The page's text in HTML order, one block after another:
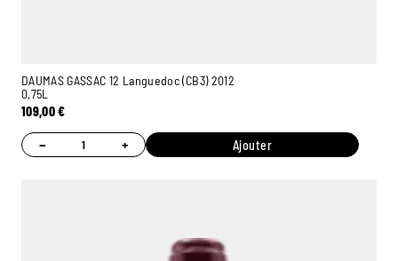
DAUMAS GASSAC 12 Languedoc (CB3) 2012
0,75L
109,00€
− + Ajouter